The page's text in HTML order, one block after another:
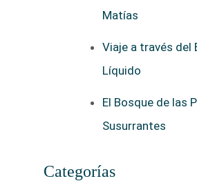
Matías
Viaje a través del
Líquido
El Bosque de las
Susurrantes
Categorías